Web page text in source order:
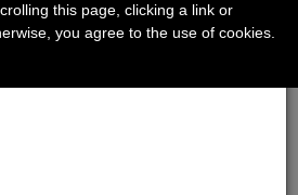
this page, clicking a link or
you agree to the use of cookies.